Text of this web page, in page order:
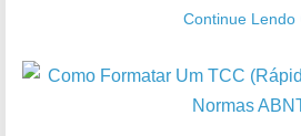
Continue Lendo